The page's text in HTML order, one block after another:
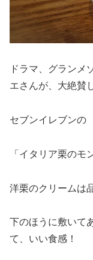
ドラマ、グランメ
エさんが、大絶賛
セブンイレブンの
「イタリア栗のモ
洋栗のクリームは
下のほうに敷いて
て、いい食感！